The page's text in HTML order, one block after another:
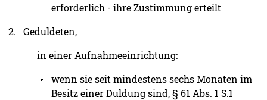
erforderlich - ihre Zustimmung erteilt
Geduldeten,
in einer Aufnahmeeinrichtung:
wenn sie seit mindestens sechs Monaten im
Besitz einer Duldung sind, § 61 Abs. 1 S.1